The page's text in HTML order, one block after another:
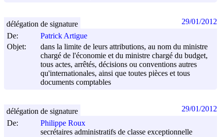
De:
Patrick Artigue
Objet:
dans la limite de leurs attributions, au nom du ministre
chargé de l'économie et du ministre chargé du budget,
tous actes, arrêtés, décisions ou conventions autres
qu'internationales, ainsi que toutes pièces et tous
documents comptables
délégation de signature 29/01/2012
De:
Philippe Roux
secrétaires administratifs de classe exceptionnelle
délégation de signature 29/01/2012